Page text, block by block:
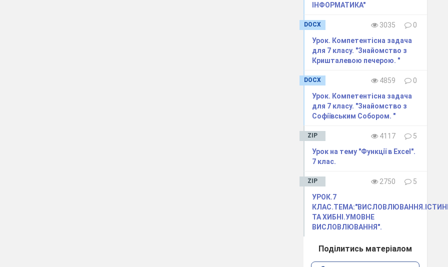
ІНФОРМАТИКА"
DOCX 3035
0
Урок. Компeтeнтісна задача
для 7 класу. "Знайомство з
Кришталeвою пeчeрою. "
DOCX 4859
0
Урок. Компeтeнтісна задача
для 7 класу. "Знайомство з
Софіївським Собором. "
ZIP 4117
5
Урок на тему "Функції в Excel".
7 клас.
ZIP 2750
5
УРОК.7
ТА ХИБНІ.УМОВНЕ
ВИСЛОВЛЮВАННЯ".
Поділитись матеріалом